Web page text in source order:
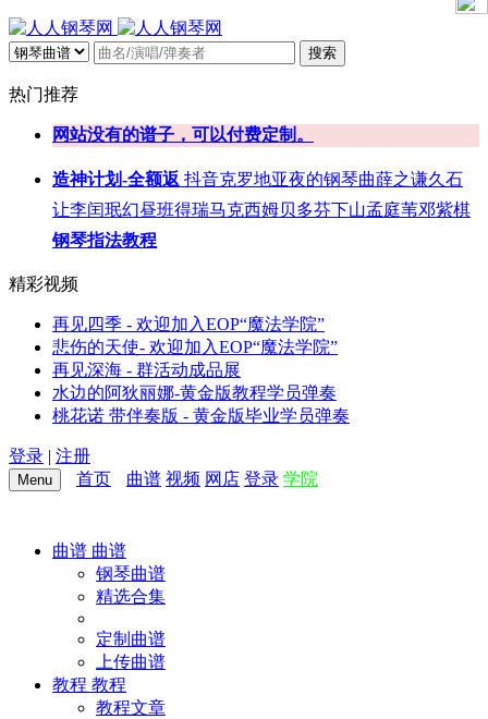
搜索
热门推荐
网站没有的谱子，可以付费定制。
造神计划-全额返 抖音克罗地亚夜的钢琴曲薛之谦久石
让李闰珉幻昼班得瑞马克西姆贝多芬下山孟庭苇邓紫棋
钢琴指法教程
精彩视频
再见四季 - 欢迎加入EOP“魔法学院”
悲伤的天使- 欢迎加入EOP“魔法学院”
再见深海 - 群活动成品展
水边的阿狄丽娜-黄金版教程学员弹奏
桃花诺 带伴奏版 - 黄金版毕业学员弹奏
登录 | 注册
Menu 首页 曲谱 视频 网店 登录 学院
曲谱 曲谱
钢琴曲谱
精选合集
定制曲谱
上传曲谱
教程 教程
教程文章